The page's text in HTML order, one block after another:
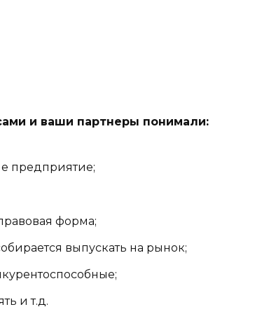
и ваши партнеры понимали:
предприятие;
форма;
выпускать на рынок;
и т.д.